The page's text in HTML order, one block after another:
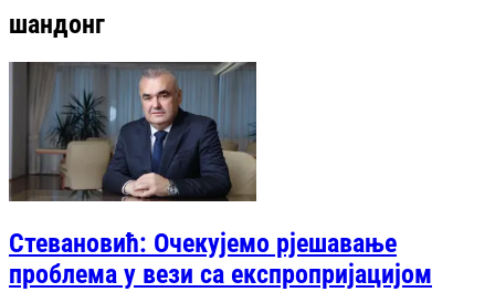
шандонг
Стевановић: Очекујемо рјешавање
проблема у вези са експропријацијом